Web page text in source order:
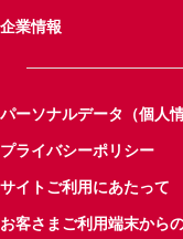
企業情報
パーソナルデータ（個人
プライバシーポリシー
サイトご利用にあたって
お客さまご利用端末から